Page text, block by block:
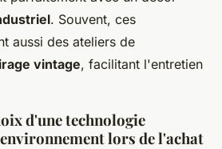
. Souvent, ces
aussi des ateliers de
vintage, facilitant l'entretien
d'une technologie
lors de l'achat